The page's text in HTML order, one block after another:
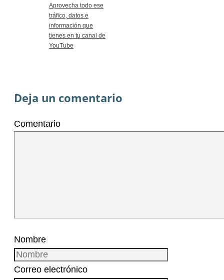
Aprovecha todo ese
tráfico, datos e
información que
tienes en tu canal de
YouTube
Deja un comentario
Comentario
Nombre
Correo electrónico